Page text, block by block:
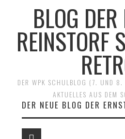
BLOG
REINSTORF
DER WPK SCHULBLOG (7. UND 8.
AKTUELLES AUS DEM
DER NEUE BLOG DER